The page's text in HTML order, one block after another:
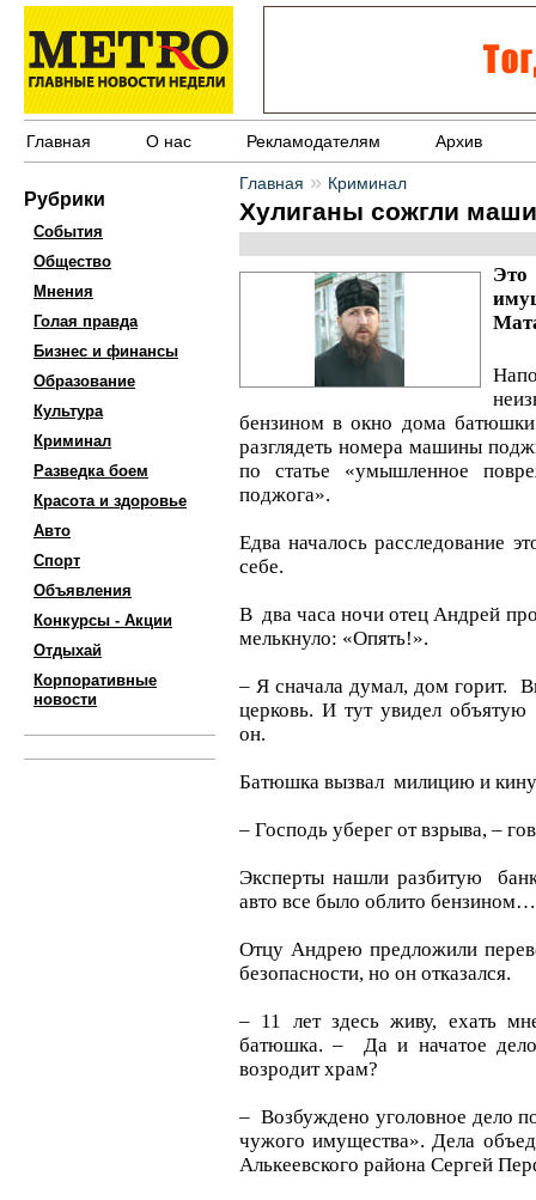
Главная О нас Рекламодателям Архив
Рубрики
События
Общество
Мнения
Голая правда
Бизнес и финансы
Образование
Культура
Криминал
Разведка боем
Красота и здоровье
Авто
Спорт
Объявления
Конкурсы - Акции
Отдыхай
Корпоративные
новости
Главная » Криминал
Хулиганы сожгли
бензином в окно дома
разглядеть номера машины
по статье «умышленное
поджога».
Едва началось расследование
себе.
В два часа ночи отец Андрей
мелькнуло: «Опять!».
– Я сначала думал, дом горит.
церковь. И тут увидел
он.
Батюшка вызвал милицию и
– Господь уберег от взрыва, –
Эксперты нашли разбитую
авто все было облито бензином…
Отцу Андрею предложили
безопасности, но он отказался.
– 11 лет здесь живу, ехать
батюшка. – Да и начатое
возродит храм?
– Возбуждено уголовное дело
чужого имущества». Дела
Алькеевского района Сергей